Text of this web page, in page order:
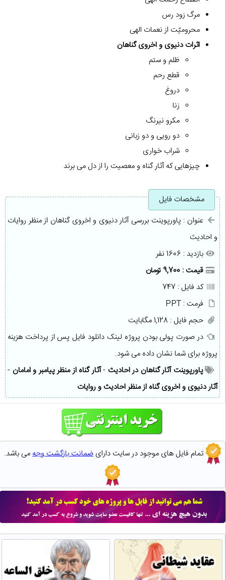
مرگ زود رس
محرومیّت از نعمات الهی
اثرات دنیوی و اخروی گناهان
ظلم و ستم
قطع رحم
دروغ
زنا
مکرو نیرنگ
دو رویی و دو زبانی
شراب خواری
چیزهایی که آثار گناه و معصیت را از دل می برند
مشخصات فایل
عنوان : پاورپوینت بررسی آثار دنیوی و اخروی گناهان از منظر روایات
و احادیث
بازدید : 1606 نفر
قیمت : 9,700 تومان
کد فایل : 747
فرمت : PPT
حجم فایل : 1,128 مگابایت
در صورت پولی بودن پروژه لینک دانلود فایل پس از پرداخت هزینه
پروژه برای شما نشان داده می شود.
پاورپوینت آثار گناهان در احادیث-آثار گناه از منظر پیامبر و امامان-
آثار دنیوی و اخروی گناه از منظر احادیث و روایات
تمام فایل های موجود در سایت دارای ضمانت بازگشت وجهمی باشد.